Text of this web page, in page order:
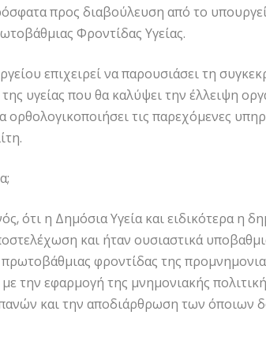
προς διαβούλευση από το
Φροντίδας Υγείας.
επιχειρεί να παρουσιάσει τη
υγείας που θα καλύψει την έλλειψη
τις παρεχόμενες
ότι η Δημόσια Υγεία και ειδικότερα η
και ήταν ουσιαστικά
φροντίδας της
την εφαρμογή της μνημονιακής
και την αποδιάρθρωση των όποιων